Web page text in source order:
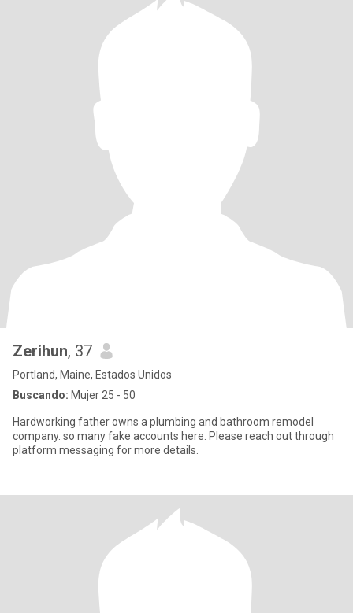
Zerihun, 37
Portland, Maine, Estados Unidos
Buscando: Mujer 25 - 50
Hardworking father owns a plumbing and bathroom remodel
company. so many fake accounts here. Please reach out through
platform messaging for more details.